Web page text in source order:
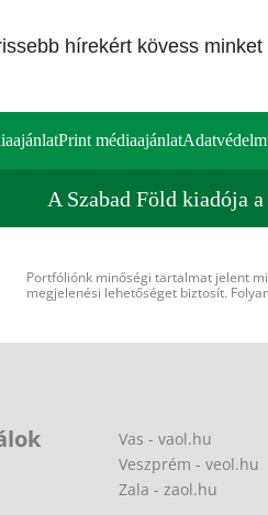
hírekért kövess minket
Print médiaajánlat
A Szabad Föld kiadója
Portfóliónk minőségi tartalmat jelent
megjelenési lehetőséget biztosít.
Vas - vaol.hu
Veszprém - veol.hu
Zala - zaol.hu